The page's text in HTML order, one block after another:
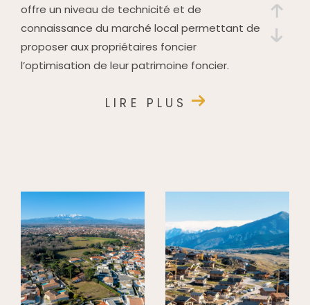
offre un niveau de technicité et de
connaissance du marché local permettant de
proposer aux propriétaires foncier
l’optimisation de leur patrimoine foncier.
LIRE PLUS